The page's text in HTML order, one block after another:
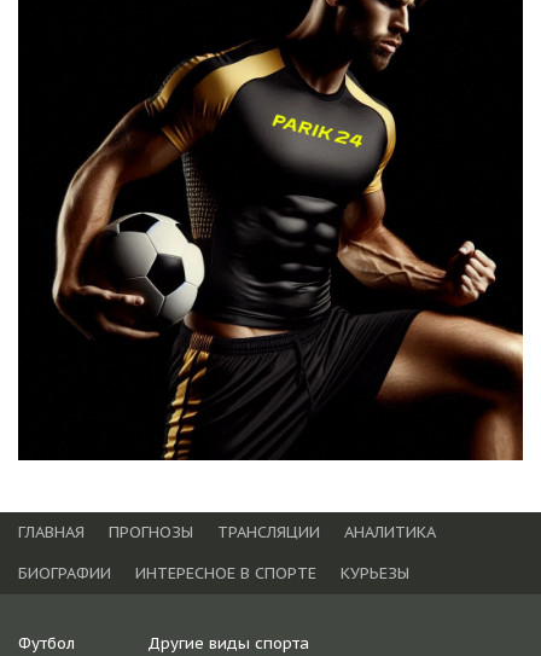
ГЛАВНАЯ ПРОГНОЗЫ ТРАНСЛЯЦИИ
АНАЛИТИКА
БИОГРАФИИ
ИНТЕРЕСНОЕ В СПОРТЕ КУРЬЕЗЫ
Футбол
Другие виды спорта